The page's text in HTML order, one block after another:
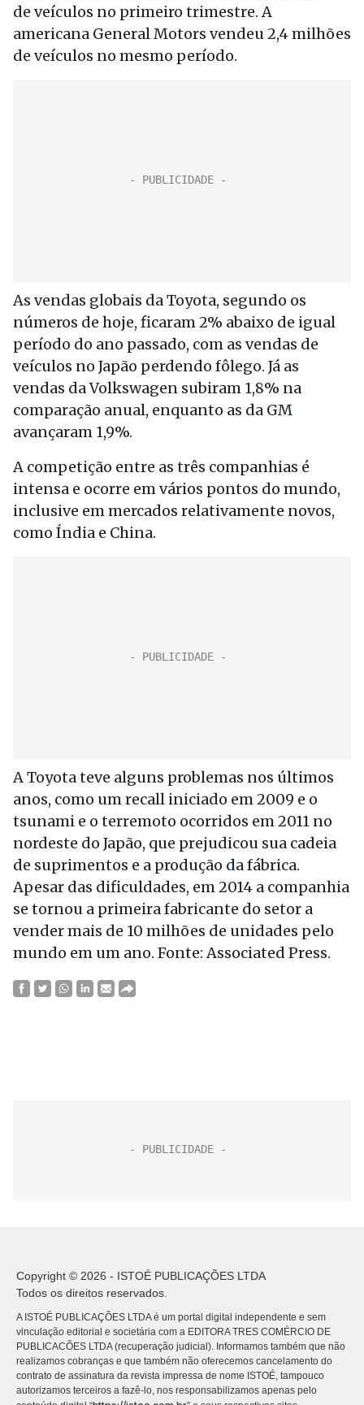
de veículos no primeiro trimestre. A
americana General Motors vendeu 2,4 milhões
de veículos no mesmo período.
As vendas globais da Toyota, segundo os
números de hoje, ficaram 2% abaixo de igual
período do ano passado, com as vendas de
veículos no Japão perdendo fôlego. Já as
vendas da Volkswagen subiram 1,8% na
comparação anual, enquanto as da GM
avançaram 1,9%.
A competição entre as três companhias é
intensa e ocorre em vários pontos do mundo,
inclusive em mercados relativamente novos,
como Índia e China.
A Toyota teve alguns problemas nos últimos
anos, como um recall iniciado em 2009 e o
tsunami e o terremoto ocorridos em 2011 no
nordeste do Japão, que prejudicou sua cadeia
de suprimentos e a produção da fábrica.
Apesar das dificuldades, em 2014 a companhia
se tornou a primeira fabricante do setor a
vender mais de 10 milhões de unidades pelo
mundo em um ano. Fonte: Associated Press.
Copyright © 2026 - ISTOÉ PUBLICAÇÕES LTDA
Todos os direitos reservados.
A ISTOÉ PUBLICAÇÕES LTDA é um portal digital independente e sem
vinculação editorial e societária com a EDITORA TRES COMÉRCIO DE
PUBLICACÕES LTDA (recuperação judicial). Informamos também que não
realizamos cobranças e que também não oferecemos cancelamento do
contrato de assinatura da revista impressa de nome ISTOÉ, tampouco
autorizamos terceiros a fazê-lo, nos responsabilizamos apenas pelo